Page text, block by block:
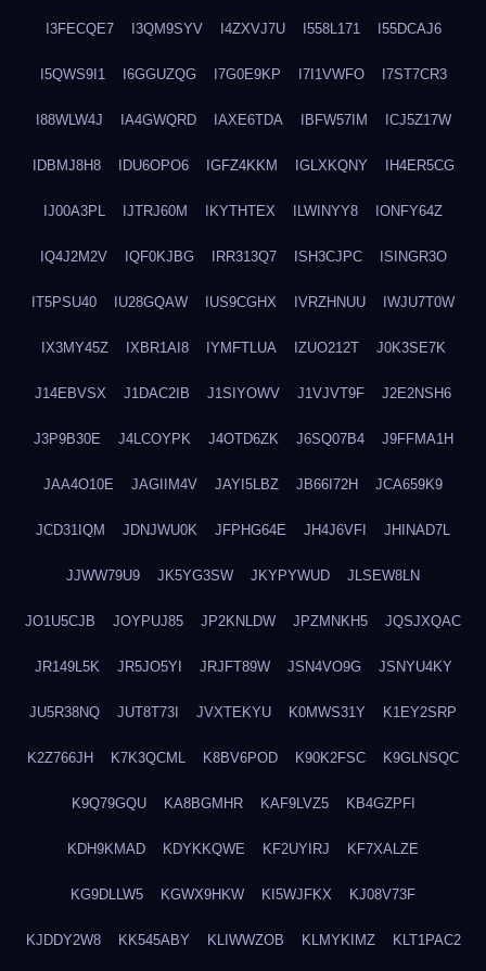
I3FECQE7 I3QM9SYV I4ZXVJ7U I558L171 I55DCAJ6
I5QWS9I1 I6GGUZQG I7G0E9KP I7I1VWFO I7ST7CR3
I88WLW4J IA4GWQRD IAXE6TDA IBFW57IM ICJ5Z17W
IDBMJ8H8 IDU6OPO6 IGFZ4KKM IGLXKQNY IH4ER5CG
IJ00A3PL IJTRJ60M IKYTHTEX ILWINYY8 IONFY64Z
IQ4J2M2V IQF0KJBG IRR313Q7 ISH3CJPC ISINGR3O
IT5PSU40 IU28GQAW IUS9CGHX IVRZHNUU IWJU7T0W
IX3MY45Z IXBR1AI8 IYMFTLUA IZUO212T J0K3SE7K
J14EBVSX J1DAC2IB J1SIYOWV J1VJVT9F J2E2NSH6
J3P9B30E J4LCOYPK J4OTD6ZK J6SQ07B4 J9FFMA1H
JAA4O10E JAGIIM4V JAYI5LBZ JB66I72H JCA659K9
JCD31IQM JDNJWU0K JFPHG64E JH4J6VFI JHINAD7L
JJWW79U9 JK5YG3SW JKYPYWUD JLSEW8LN
JO1U5CJB JOYPUJ85 JP2KNLDW JPZMNKH5 JQSJXQAC
JR149L5K JR5JO5YI JRJFT89W JSN4VO9G JSNYU4KY
JU5R38NQ JUT8T73I JVXTEKYU K0MWS31Y K1EY2SRP
K2Z766JH K7K3QCML K8BV6POD K90K2FSC K9GLNSQC
K9Q79GQU KA8BGMHR KAF9LVZ5 KB4GZPFI
KDH9KMAD KDYKKQWE KF2UYIRJ KF7XALZE
KG9DLLW5 KGWX9HKW KI5WJFKX KJ08V73F
KJDDY2W8 KK545ABY KLIWWZOB KLMYKIMZ KLT1PAC2